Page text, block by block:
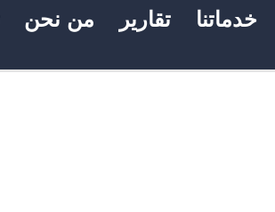
من نحن تقارير خدماتنا